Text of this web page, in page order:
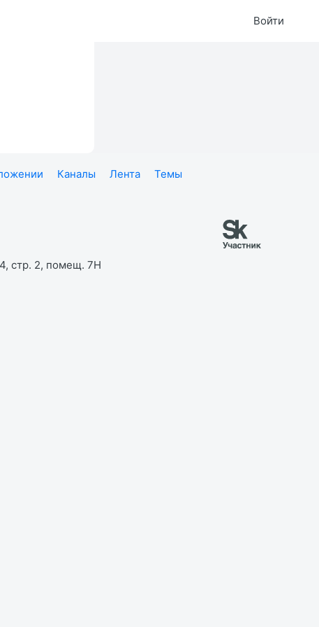
Войти
Каналы Лента
Темы
стр. 2, помещ. 7Н